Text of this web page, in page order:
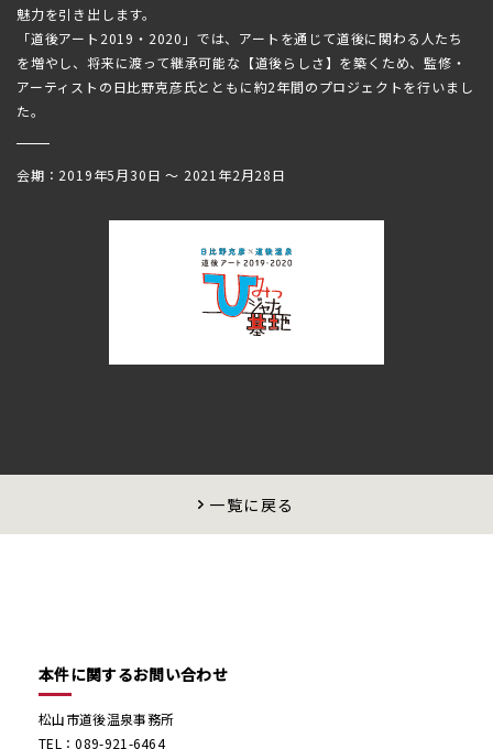
魅力を引き出します。
「道後アート2019・2020」では、アートを通じて道後に関わる人たち
を増やし、将来に渡って継承可能な【道後らしさ】を築くため、監修・
アーティストの日比野克彦氏とともに約2年間のプロジェクトを行いまし
た。
会期：2019年5月30日 〜 2021年2月28日
一覧に戻る
本件に関するお問い合わせ
松山市道後温泉事務所
TEL：089-921-6464